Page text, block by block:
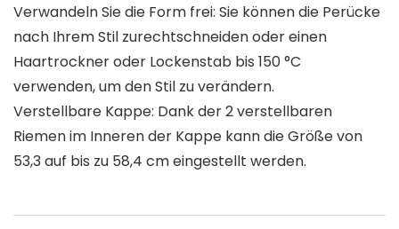
Verwandeln Sie die Form frei: Sie können die Perücke
nach Ihrem Stil zurechtschneiden oder einen
Haartrockner oder Lockenstab bis 150 °C
verwenden, um den Stil zu verändern.
Verstellbare Kappe: Dank der 2 verstellbaren
Riemen im Inneren der Kappe kann die Größe von
53,3 auf bis zu 58,4 cm eingestellt werden.